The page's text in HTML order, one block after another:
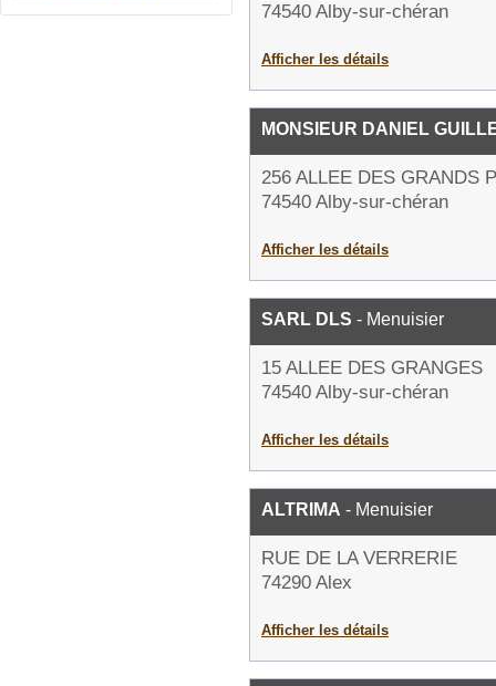
74540 Alby-sur-chéran
Afficher les détails
MONSIEUR DANIEL
256 ALLEE DES GRANDS
74540 Alby-sur-chéran
Afficher les détails
SARL DLS - Menuisier
15 ALLEE DES GRANGES
74540 Alby-sur-chéran
Afficher les détails
ALTRIMA - Menuisier
RUE DE LA VERRERIE
74290 Alex
Afficher les détails